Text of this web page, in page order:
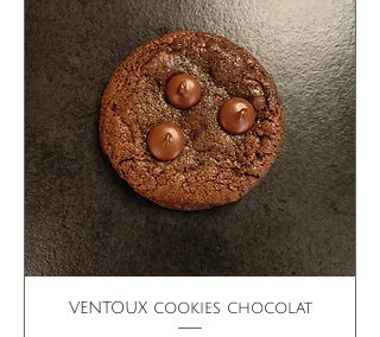
VENTOUX cookies chocolat